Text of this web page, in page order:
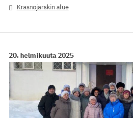
Krasnojarskin alue
20. helmikuuta 2025